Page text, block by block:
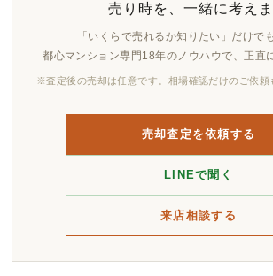
売り時を、一緒に考え
「いくらで売れるか知りたい」だけで
都心マンション専門18年のノウハウで、正直
※査定後の売却は任意です。相場確認だけのご依頼
売却査定を依頼する
LINEで聞く
来店相談する